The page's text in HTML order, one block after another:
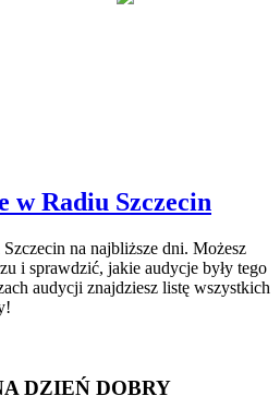
w Radiu Szczecin
na najbliższe dni. Możesz
i sprawdzić, jakie audycje były tego
audycji znajdziesz listę wszystkich
DZIEŃ DOBRY